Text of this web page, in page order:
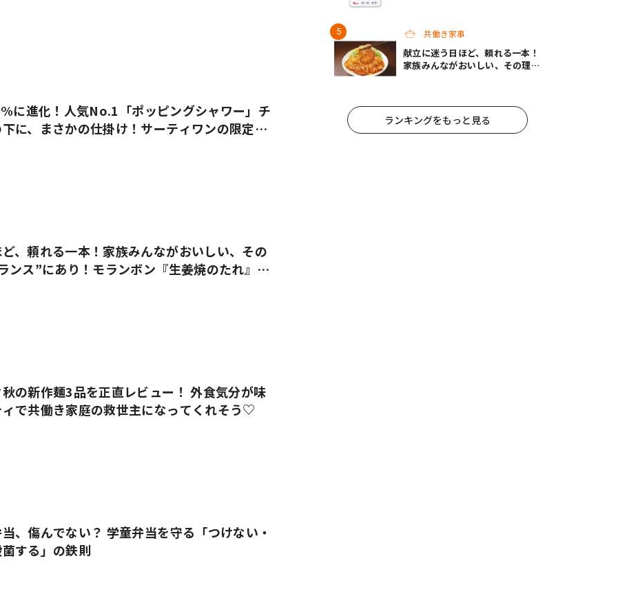
に進化！人気No.1「ポッピングシャワー」チ
に、まさかの仕掛け！サーティワンの限定ケ
、頼れる一本！家族みんながおいしい、その
ンス”にあり！モランボン『生姜焼のたれ』が
の新作麺3品を正直レビュー！ 外食気分が味
で共働き家庭の救世主になってくれそう♡
、傷んでない？ 学童弁当を守る「つけない・
する」の鉄則
共働き家事
献立に迷う日ほど、頼れる一本！
家族みんながおいしい、その理由
ランキングをもっと見る